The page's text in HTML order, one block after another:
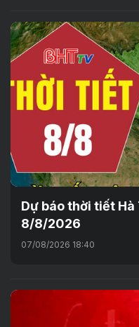
Dự báo thời tiết
8/8/2026
07/08/2026 18:40